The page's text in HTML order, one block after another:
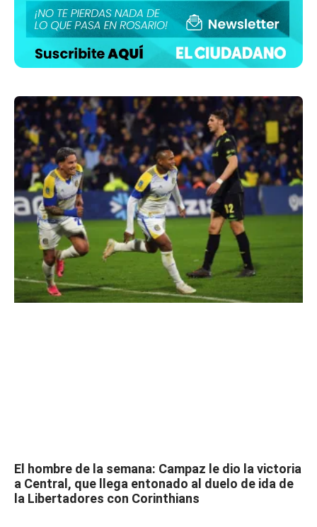
El hombre de la semana: Campaz le dio la victoria
a Central, que llega entonado al duelo de ida de
la Libertadores con Corinthians